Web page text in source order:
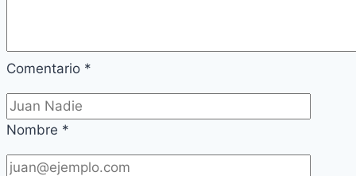
Comentario *
Nombre *